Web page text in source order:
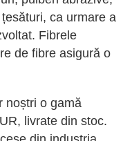
ca urmare a
Fibrele
de fibre asigură o
noștri o gamă
livrate din stoc.